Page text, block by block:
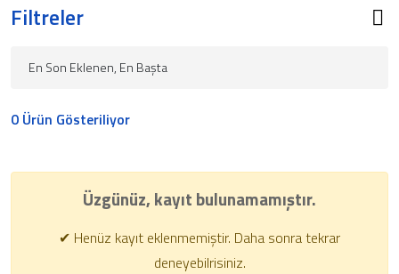
Filtreler
0 Ürün Gösteriliyor
Üzgünüz, kayıt bulunamamıştır.
✔ Henüz kayıt eklenmemiştir. Daha sonra tekrar
deneyebilrisiniz.